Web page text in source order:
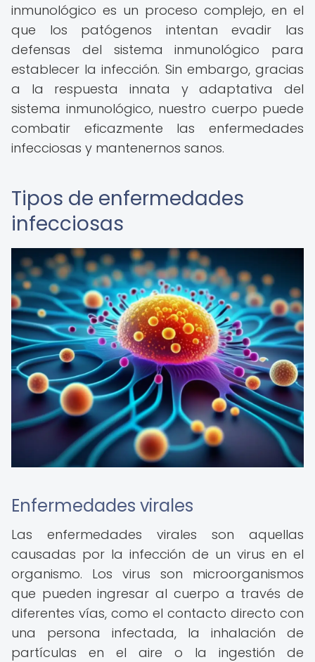
inmunológico es un proceso complejo, en el
que los patógenos intentan evadir las
defensas del sistema inmunológico para
establecer la infección. Sin embargo, gracias
a la respuesta innata y adaptativa del
sistema inmunológico, nuestro cuerpo puede
combatir eficazmente las enfermedades
infecciosas y mantenernos sanos.
Tipos de enfermedades
infecciosas
Enfermedades virales
Las enfermedades virales son aquellas
causadas por la infección de un virus en el
organismo. Los virus son microorganismos
que pueden ingresar al cuerpo a través de
diferentes vías, como el contacto directo con
una persona infectada, la inhalación de
partículas en el aire o la ingestión de